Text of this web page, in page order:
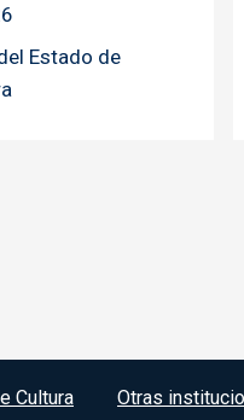
Estado de
Cultura Otras